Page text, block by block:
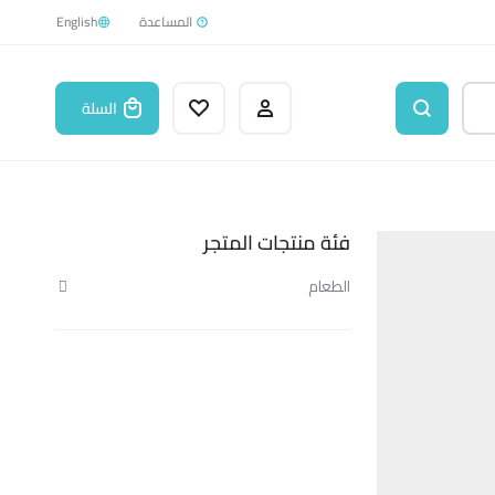
English
السلة
فئة منتجات المتجر
الطعام